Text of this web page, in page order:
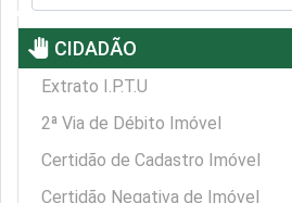
pan_tool CIDADÃO
Extrato I.P.T.U
2ª Via de Débito Imóvel
Certidão de Cadastro Imóvel
Certidão Negativa de Imóvel